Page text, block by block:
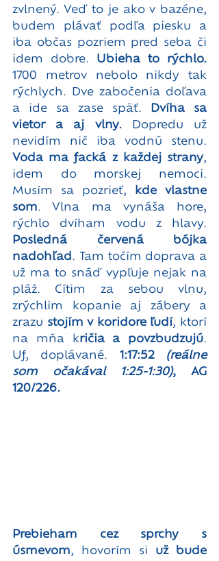
zvlnený. Veď to je ako v bazéne,
budem plávať podľa piesku a
iba občas pozriem pred seba či
idem dobre. Ubieha to rýchlo.
1700 metrov nebolo nikdy tak
rýchlych. Dve zabočenia doľava
a ide sa zase späť.
Dvíha sa
vietor a aj vlny. Dopredu už
Voda ma facká z každej strany,
idem do morskej nemoci.
Musím sa pozrieť,
kde vlastne
som. Vlna ma vynáša hore,
Posledná červená bójka
nadohľad . Tam točím doprava a
už ma to snáď vypľuje nejak na
pláž. Cítim za sebou vlnu,
zrýchlim kopanie aj zábery a
zrazu stojím v koridore ľudí, ktorí
na mňa kričia a povzbudzujú.
Uf, doplávané. 1:17:52 (reálne
som očakával 1:25-1:30), AG
120/226.
Prebieham cez sprchy s
úsmevom, hovorím si už bude